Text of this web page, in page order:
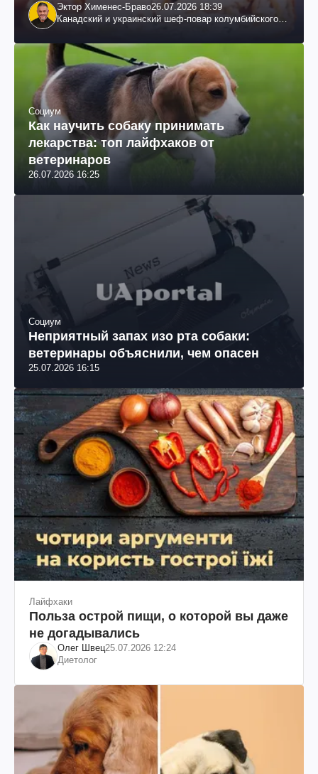
Эктор Хименес-Браво26.07.2026 18:39
Канадский и украинский шеф-повар колумбийского
Социум
Как научить собаку принимать
лекарства: топ лайфхаков от
ветеринаров
26.07.2026 16:25
Социум
Неприятный запах изо рта собаки:
ветеринары объяснили, чем опасен
25.07.2026 16:15
Лайфхаки
Польза острой пищи, о которой вы даже
не догадывались
Олег Швец25.07.2026 12:24
Диетолог